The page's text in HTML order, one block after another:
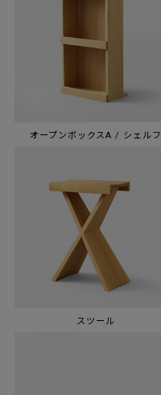
オープンボックスA / シェルフ
スツール